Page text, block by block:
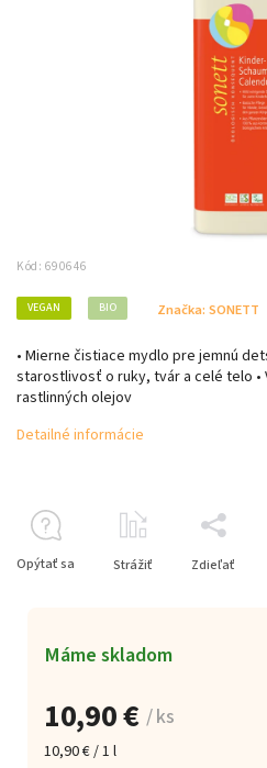
Kód: 690646
VEGAN BIO Značka: SONETT
10,90 € / ks
10,90 € / 1 l
Máme skladom
• Mierne čistiace mydlo pre jemnú
starostlivosť o ruky, tvár a celé telo •
rastlinných olejov
Detailné informácie
Opýtať sa Strážiť Zdieľať